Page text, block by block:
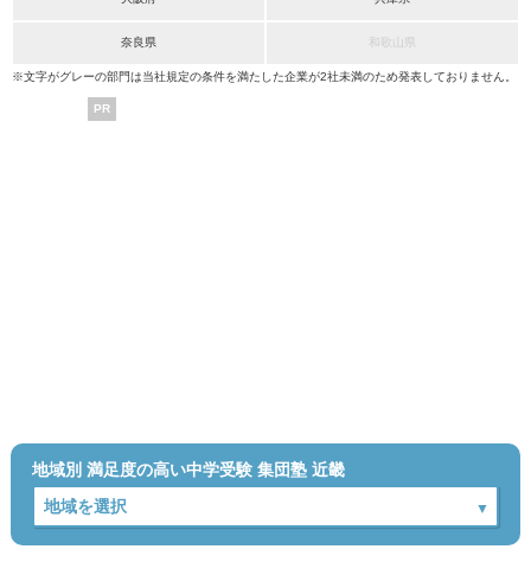
奈良県 和歌山県
※文字がグレーの部門は当社規定の条件を満たした企業が2社未満のため発表しておりません。
PR
地域別 満足度の高い中学受験 集団塾 近畿